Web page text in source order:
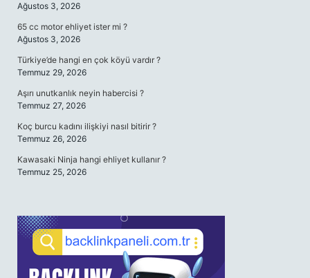
Ağustos 3, 2026
65 cc motor ehliyet ister mi ?
Ağustos 3, 2026
Türkiye’de hangi en çok köyü vardır ?
Temmuz 29, 2026
Aşırı unutkanlık neyin habercisi ?
Temmuz 27, 2026
Koç burcu kadını ilişkiyi nasıl bitirir ?
Temmuz 26, 2026
Kawasaki Ninja hangi ehliyet kullanır ?
Temmuz 25, 2026